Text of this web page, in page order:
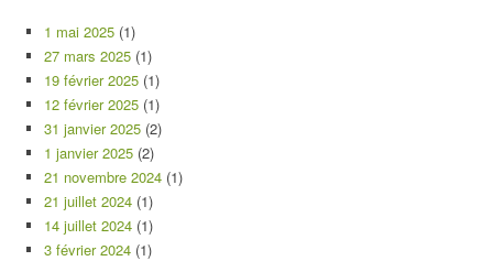
1 mai 2025 (1)
27 mars 2025 (1)
19 février 2025 (1)
12 février 2025 (1)
31 janvier 2025 (2)
1 janvier 2025 (2)
21 novembre 2024 (1)
21 juillet 2024 (1)
14 juillet 2024 (1)
3 février 2024 (1)